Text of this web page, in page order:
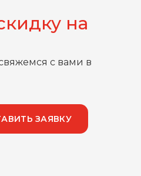
на
с вами в
ЗАЯВКУ